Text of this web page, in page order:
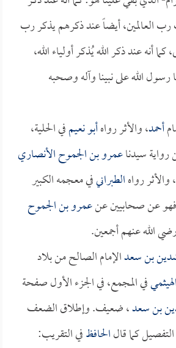
العالمين، أيضاً عند ذكرهم يذكر رب
كما أنه عند ذكر الله يُذكر أولياء الله،
رسول الله على نبينا وآله وصحبه
أحمد، والأثر رواهأبو نعيمفي الحلية،
رواية سيدناعمرو بن الجموح الأنصاري
رواهالطبرانيفي معجمه الكبير
عن صحابيين عنعمرو بن الجموح
الله عنهم أجمعين.
بن سعدالإمام الصالح من بلاد
الهيثميفي المجمع، في الجزء الأول صفحة
بن سعد، ضعيف. وإطلاق الضعف
كما قالالحافظفي التقريب: